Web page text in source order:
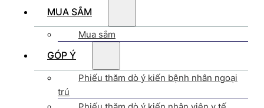
MUA SẮM
Mua sắm
GÓP Ý
Phiếu thăm dò ý kiến bệnh nhân ngoại
trú